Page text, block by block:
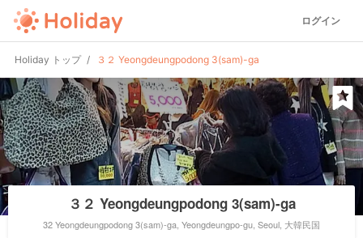
ログイン
Holiday トップ ３２ Yeongdeungpodong 3(sam)-ga
３２ Yeongdeungpodong 3(sam)-ga
32 Yeongdeungpodong 3(sam)-ga, Yeongdeungpo-gu, Seoul, 大韓民国